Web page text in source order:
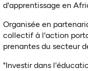
d'apprentissage en
Organisée en
collectif à l'action
prenantes du secteur
"Investir dans